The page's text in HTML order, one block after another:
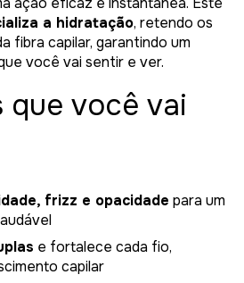
a hidratação, retendo os
fibra capilar, garantindo um
você vai sentir e ver.
que você vai
frizz e opacidade para um
e fortalece cada fio,
capilar